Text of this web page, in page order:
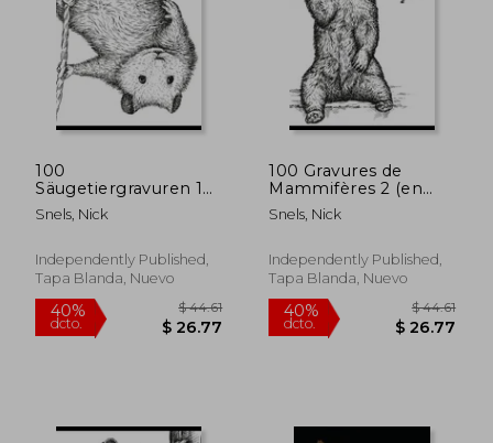
100
Säugetiergravuren 1
(en Alemán)
Snels, Nick
Independently Published,
Tapa Blanda, Nuevo
100 Gravures de
Mammifères 2 (en
Francés)
Snels, Nick
Independently Published,
Tapa Blanda, Nuevo